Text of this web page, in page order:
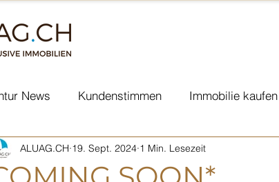
News Kundenstimmen Immobilie kaufen
Nachfolgeplanung KMU Sponsoring &
ALUAG.CH 19. Sept. 2024 1 Min. Lesezeit